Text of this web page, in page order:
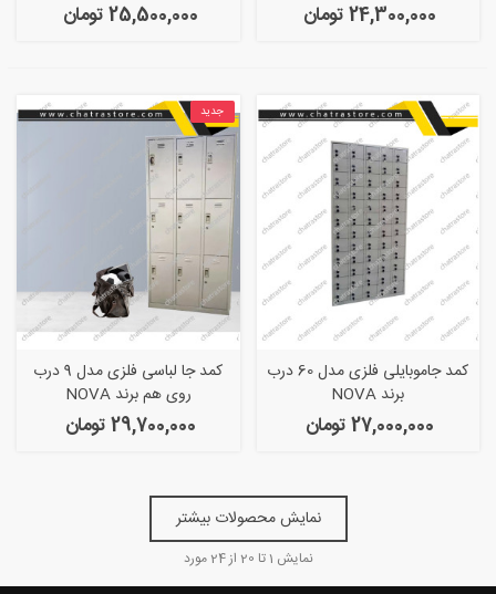
24,300,000 تومان 25,500,000 تومان
کمد جاموبایلی فلزی مدل 60 درب
برند NOVA
27,000,000 تومان
جدید
کمد جا لباسی فلزی مدل 9 درب
روی هم برند NOVA
29,700,000 تومان
نمایش محصولات بیشتر
نمایش 1تا 20 از 24 مورد